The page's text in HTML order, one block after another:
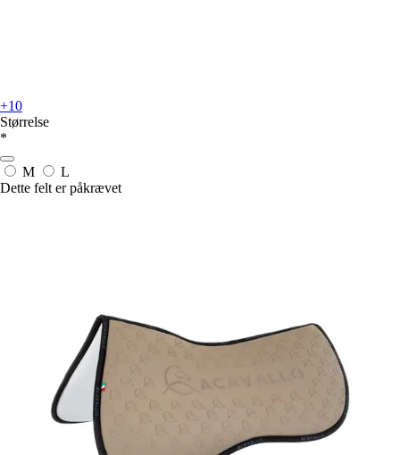
+10
Størrelse
*
M
L
Dette felt er påkrævet